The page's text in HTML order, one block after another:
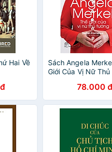
Hai Về
Sách Angela
Giới Của Vị Nữ
78.000 đ